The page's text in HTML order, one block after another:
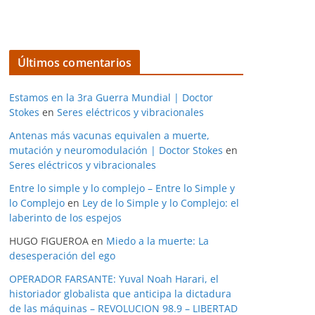
Últimos comentarios
Estamos en la 3ra Guerra Mundial | Doctor
Stokes en Seres eléctricos y vibracionales
Antenas más vacunas equivalen a muerte,
mutación y neuromodulación | Doctor Stokes en
Seres eléctricos y vibracionales
Entre lo simple y lo complejo – Entre lo Simple y
lo Complejo en Ley de lo Simple y lo Complejo: el
laberinto de los espejos
HUGO FIGUEROA en Miedo a la muerte: La
desesperación del ego
OPERADOR FARSANTE: Yuval Noah Harari, el
historiador globalista que anticipa la dictadura
de las máquinas – REVOLUCION 98.9 – LIBERTAD